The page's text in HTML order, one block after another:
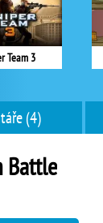
Team 3
(4)
Battle